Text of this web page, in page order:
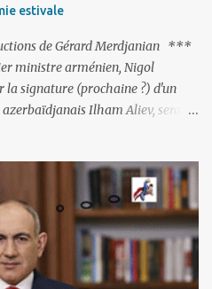
estivale
de Gérard Merdjanian ***
ministre arménien, Nigol
la signature (prochaine ?) d'un
Ilham Aliev, serait
ou la Littérature ne sont
que les négociations avec le
tout ce qui précède la chute de
par ce qu'il nomme «
présidents qu'ils l'ont précédés ne
traitant de tous les noms, avant